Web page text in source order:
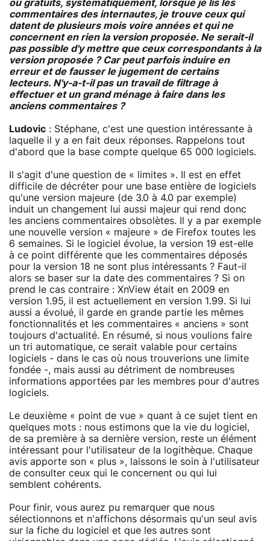
ou gratuits, systématiquement, lorsque je lis les
commentaires des internautes, je trouve ceux qui
datent de plusieurs mois voire années et qui ne
concernent en rien la version proposée. Ne serait-il
pas possible d'y mettre que ceux correspondants à la
version proposée ? Car peut parfois induire en
erreur et de fausser le jugement de certains
lecteurs. N'y-a-t-il pas un travail de filtrage à
effectuer et un grand ménage à faire dans les
anciens commentaires ?
Ludovic : Stéphane, c'est une question intéressante à
laquelle il y a en fait deux réponses. Rappelons tout
d'abord que la base compte quelque 65 000 logiciels.
Il s'agit d'une question de « limites ». Il est en effet
difficile de décréter pour une base entière de logiciels
qu'une version majeure (de 3.0 à 4.0 par exemple)
induit un changement lui aussi majeur qui rend donc
les anciens commentaires obsolètes. Il y a par exemple
une nouvelle version « majeure » de Firefox toutes les
6 semaines. Si le logiciel évolue, la version 19 est-elle
à ce point différente que les commentaires déposés
pour la version 18 ne sont plus intéressants ? Faut-il
alors se baser sur la date des commentaires ? Si on
prend le cas contraire : XnView était en 2009 en
version 1.95, il est actuellement en version 1.99. Si lui
aussi a évolué, il garde en grande partie les mêmes
fonctionnalités et les commentaires « anciens » sont
toujours d'actualité. En résumé, si nous voulions faire
un tri automatique, ce serait valable pour certains
logiciels - dans le cas où nous trouverions une limite
fondée -, mais aussi au détriment de nombreuses
informations apportées par les membres pour d'autres
logiciels.
Le deuxième « point de vue » quant à ce sujet tient en
quelques mots : nous estimons que la vie du logiciel,
de sa première à sa dernière version, reste un élément
intéressant pour l'utilisateur de la logithèque. Chaque
avis apporte son « plus », laissons le soin à l'utilisateur
de consulter ceux qui le concernent ou qui lui
semblent cohérents.
Pour finir, vous aurez pu remarquer que nous
sélectionnons et n'affichons désormais qu'un seul avis
sur la fiche du logiciel et que les autres sont